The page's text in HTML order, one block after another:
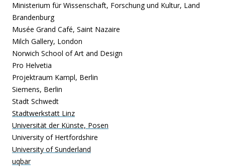
Ministerium für Wissenschaft, Forschung und Kultur, Land
Brandenburg
Musée Grand Café, Saint Nazaire
Milch Gallery, London
Norwich School of Art and Design
Pro Helvetia
Projektraum Kampl, Berlin
Siemens, Berlin
Stadt Schwedt
Stadtwerkstatt Linz
Universität der Künste, Posen
University of Hertfordshire
University of Sunderland
uqbar